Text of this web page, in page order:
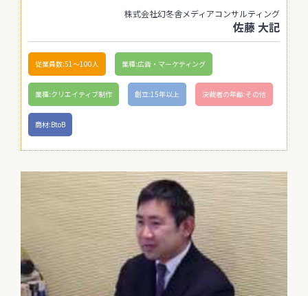
株式会社幻冬舎メディアコンサルティング
佐藤 大記
従業員数:51〜100人 業種:広告・マーケティング
業種:クリエイティブ制作 創立:15年以上 決裁者の年齢:その他
商材:BtoB